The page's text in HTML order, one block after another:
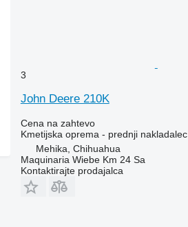
3
John Deere 210K
Cena na zahtevo
Kmetijska oprema - prednji nakladalec
Mehika, Chihuahua
Maquinaria Wiebe Km 24 Sa
Kontaktirajte prodajalca